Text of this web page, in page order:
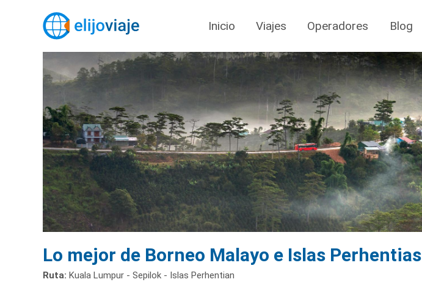
Inicio Viajes Operadores Blog
Lo mejor de Borneo Malayo e Islas Perhentias
Ruta: Kuala Lumpur - Sepilok - Islas Perhentian